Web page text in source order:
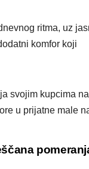
ritma, uz
komfor koji
svojim kupcima
u prijatne male